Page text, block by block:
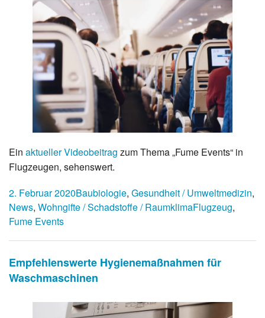
Ein aktueller Videobeitrag zum Thema „Fume Events“ in
Flugzeugen, sehenswert.
2. Februar 2020Baubiologie, Gesundheit / Umweltmedizin,
News, Wohngifte / Schadstoffe / RaumklimaFlugzeug,
Fume Events
Empfehlenswerte Hygienemaßnahmen für
Waschmaschinen